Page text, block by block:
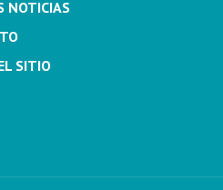
NOTICIAS
SITIO